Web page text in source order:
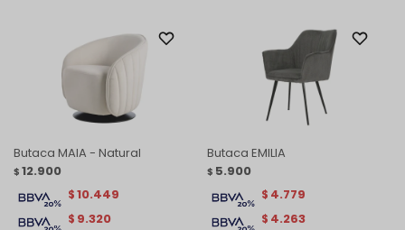
Butaca MAIA - Natural
$ 12.900
$ 9.320
$10.449
Butaca EMILIA
$ 5.900
$ 4.263
$ 4.779